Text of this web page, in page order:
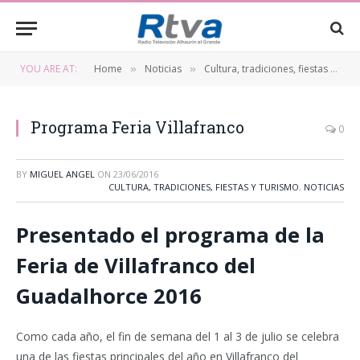
YOU ARE AT: Home » Noticias » Cultura, tradiciones, fiestas y turismo
Programa Feria Villafranco 0
BY MIGUEL ANGEL ON 23/06/2016
CULTURA, TRADICIONES, FIESTAS Y TURISMO, NOTICIAS
Presentado el programa de la
Feria de Villafranco del
Guadalhorce 2016
Como cada año, el fin de semana del 1 al 3 de julio se celebra
una de las fiestas principales del año en Villafranco del